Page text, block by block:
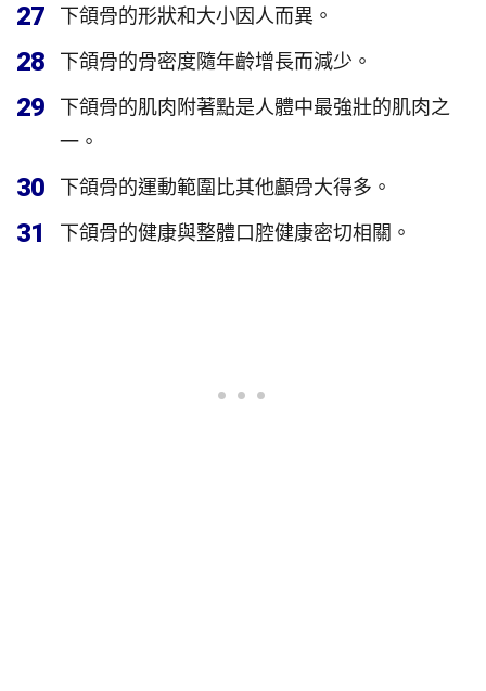
27 下頜骨的形狀和大小因人而異。
28 下頜骨的骨密度隨年齡增長而減少。
29
下頜骨的肌肉附著點是人體中最強壯的肌肉之
一。
30 下頜骨的運動範圍比其他顱骨大得多。
31 下頜骨的健康與整體口腔健康密切相關。